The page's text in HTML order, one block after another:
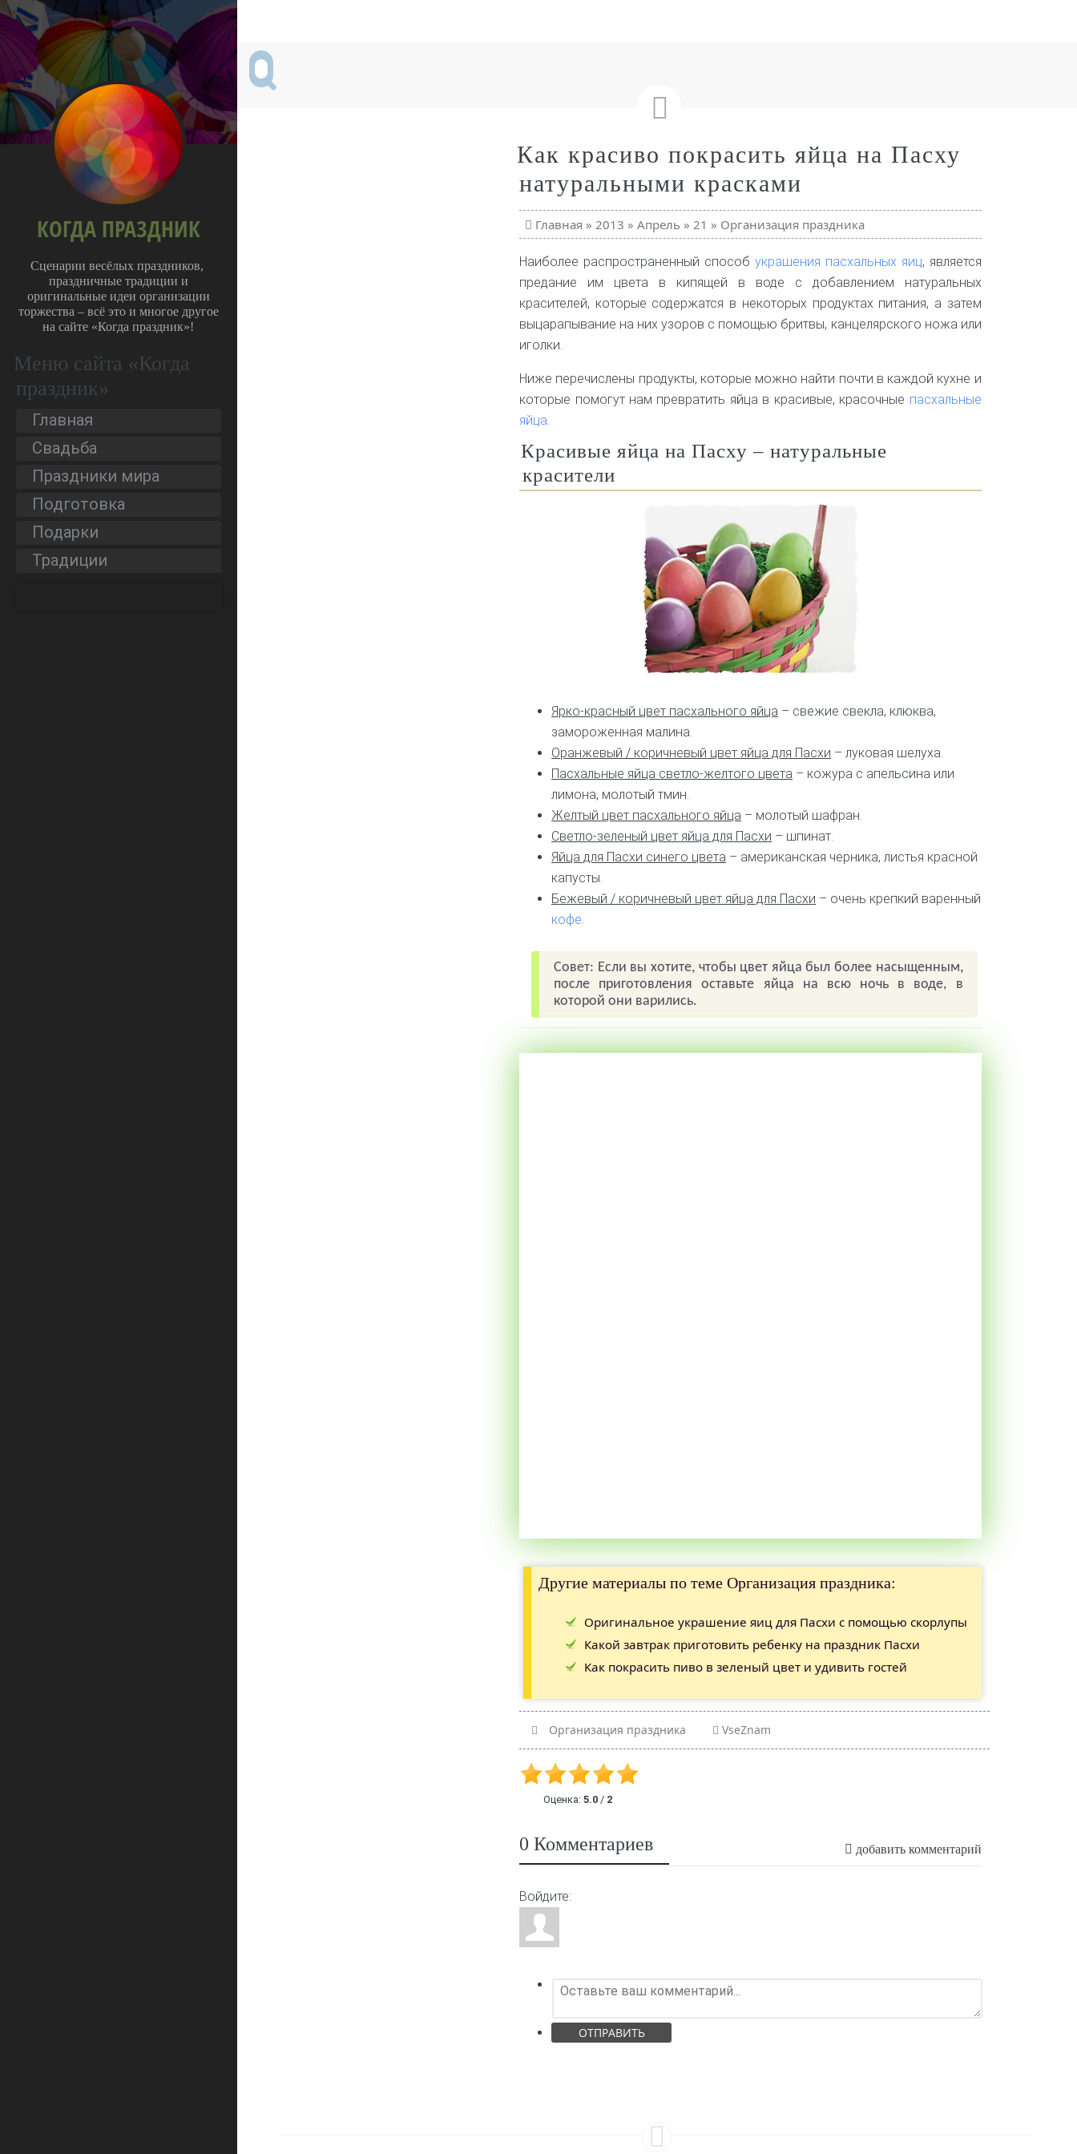
КОГДА ПРАЗДНИК
Сценарии весёлых праздников,
праздничные традиции и
оригинальные идеи организации
торжества – всё это и многое другое
на сайте «Когда праздник»!
Меню сайта «Когда
праздник»
Главная
Свадьба
Праздники мира
Подготовка
Подарки
Традиции
Как красиво покрасить яйца на Пасху
натуральными красками
Главная » 2013 »Апрель » 21 » Организация праздника
Наиболее распространенный способ украшения пасхальных яиц, является
предание им цвета в кипящей в воде с добавлением натуральных
красителей, которые содержатся в некоторых продуктах питания, а затем
выцарапывание на них узоров с помощью бритвы, канцелярского ножа или
иголки.
Ниже перечислены продукты, которые можно найти почти в каждой кухне и
которые помогут нам превратить яйца в красивые, красочные пасхальные
яйца
Красивые яйца на Пасху – натуральные
красители
Ярко-красный цвет пасхального яйца – свежие свекла, клюква,
замороженная малина.
Оранжевый / коричневый цвет яйца для Пасхи – луковая шелуха.
Пасхальные яйца светло-желтого цвета – кожура с апельсина или
лимона, молотый тмин.
Желтый цвет пасхального яйца – молотый шафран.
Светло-зеленый цвет яйца для Пасхи – шпинат.
Яйца для Пасхи синего цвета – американская черника, листья красной
капусты.
Бежевый / коричневый цвет яйца для Пасхи – очень крепкий варенный
кофе.
Совет: Если вы хотите, чтобы цвет яйца был более насыщенным,
после приготовления оставьте яйца на всю ночь в воде, в
которой они варились.
Другие материалы по теме Организация праздника:
Оригинальное украшение яиц для Пасхи с помощью скорлупы
Какой завтрак приготовить ребенку на праздник Пасхи
Как покрасить пиво в зеленый цвет и удивить гостей
Организация праздника VseZnam
Оценка:5.0 / 2
0 Комментариев добавить комментарий
Войдите:
ОТПРАВИТЬ